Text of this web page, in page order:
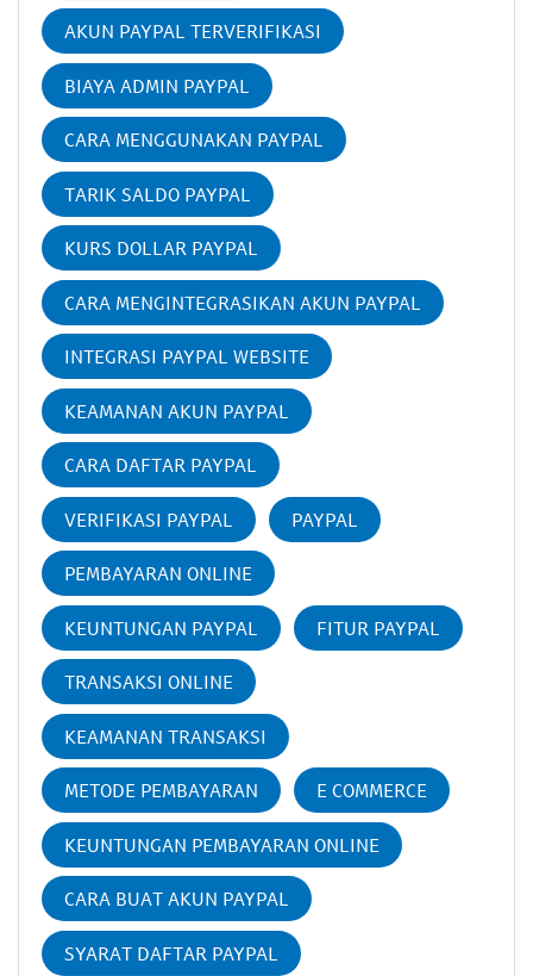
AKUN PAYPAL TERVERIFIKASI
BIAYA ADMIN PAYPAL
CARA MENGGUNAKAN PAYPAL
TARIK SALDO PAYPAL
KURS DOLLAR PAYPAL
CARA MENGINTEGRASIKAN AKUN PAYPAL
INTEGRASI PAYPAL WEBSITE
KEAMANAN AKUN PAYPAL
CARA DAFTAR PAYPAL
VERIFIKASI PAYPAL PAYPAL
PEMBAYARAN ONLINE
KEUNTUNGAN PAYPAL FITUR PAYPAL
TRANSAKSI ONLINE
KEAMANAN TRANSAKSI
METODE PEMBAYARAN E COMMERCE
KEUNTUNGAN PEMBAYARAN ONLINE
CARA BUAT AKUN PAYPAL
SYARAT DAFTAR PAYPAL